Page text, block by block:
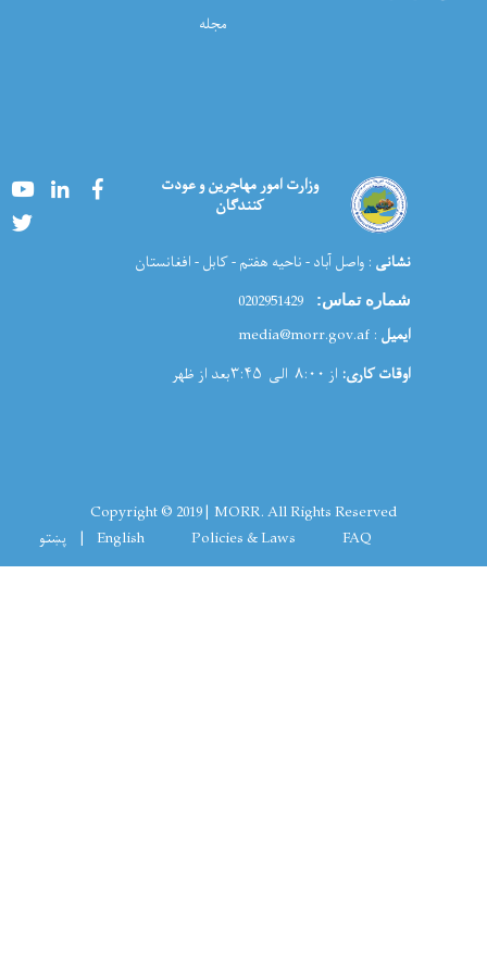
وزارت امور مهاجرین و عودت Youtube LinkedInFacebook
: واصل آباد - ناحیه هفتم - کابل - افغانستان
شماره تماس:0202951429
اوقات کاری:از ۸:۰۰ الی ۳:۴۵بعد از ظهر
Copyright © 2019 | MORR. All Rights Reserved
Footer menu
Policies & Laws
English پښتو